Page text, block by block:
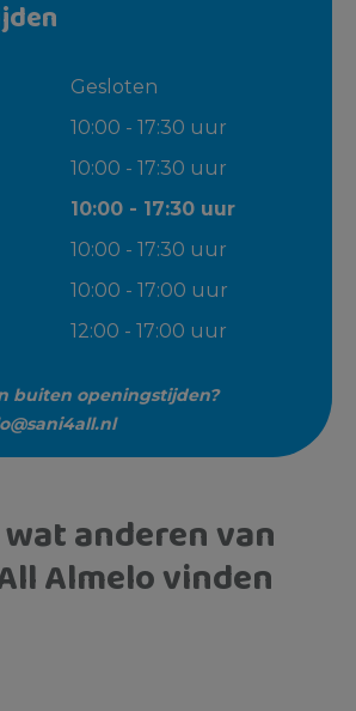
Gesloten
10:00 - 17:30 uur
10:00 - 17:30 uur
10:00 - 17:30 uur
10:00 - 17:30 uur
10:00 - 17:00 uur
12:00 - 17:00 uur
buiten openingstijden?
anderen van
Almelo vinden